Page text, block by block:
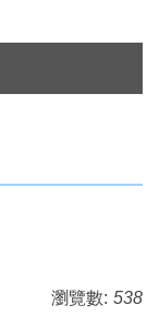
瀏覽數: 538